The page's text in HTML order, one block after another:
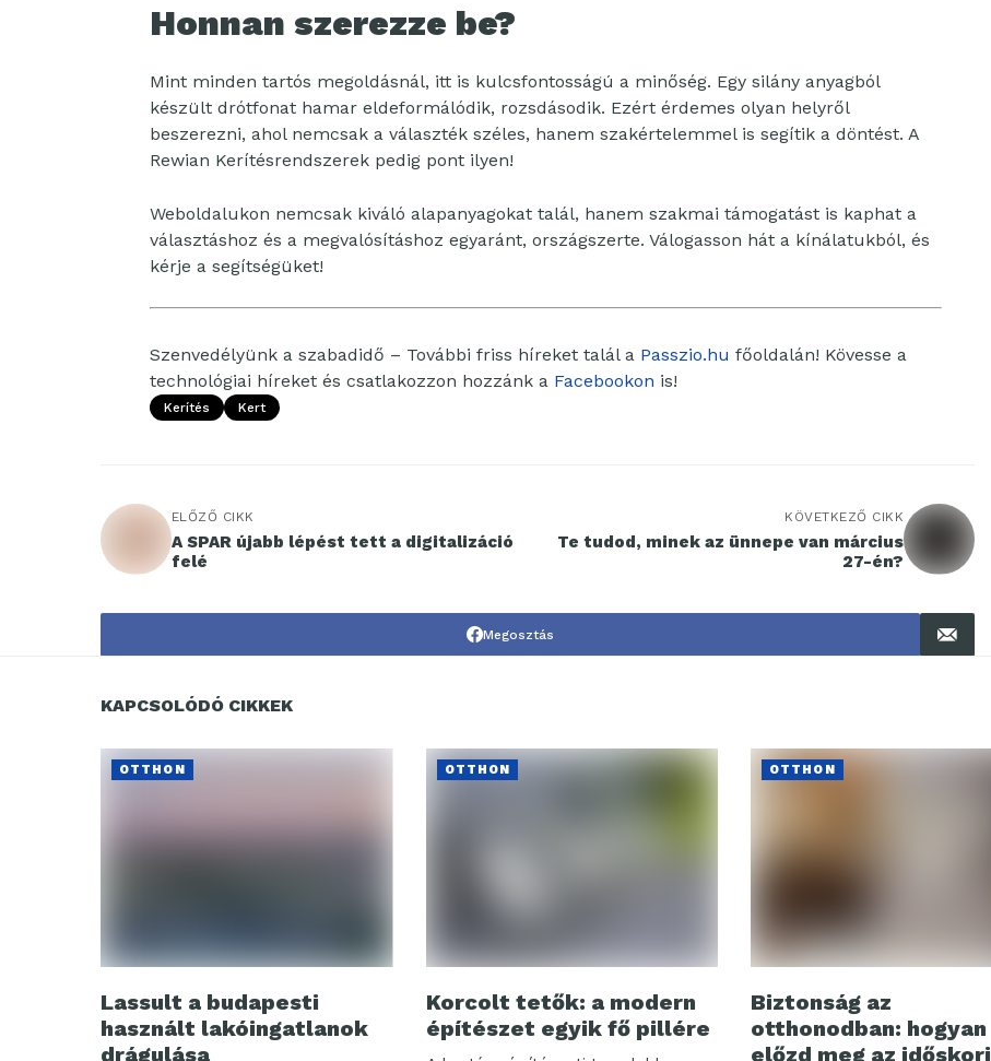
Honnan szerezze be?
Mint minden tartós megoldásnál, itt is kulcsfontosságú a minőség. Egy silány anyagból
készült drótfonat hamar eldeformálódik, rozsdásodik. Ezért érdemes olyan helyről
beszerezni, ahol nemcsak a választék széles, hanem szakértelemmel is segítik a döntést. A
Rewian Kerítésrendszerek pedig pont ilyen!
Weboldalukon nemcsak kiváló alapanyagokat talál, hanem szakmai támogatást is kaphat a
választáshoz és a megvalósításhoz egyaránt, országszerte. Válogasson hát a kínálatukból, és
kérje a segítségüket!
Szenvedélyünk a szabadidő – További friss híreket talál a Passzio.hu főoldalán! Kövesse a
technológiai híreket és csatlakozzon hozzánk a Facebookon is!
Kerítés Kert
ELŐZŐ CIKK
A SPAR újabb lépést tett a digitalizáció
felé
KÖVETKEZŐ CIKK
Te tudod, minek az ünnepe van március
27-én?
Megosztás
KAPCSOLÓDÓ CIKKEK
OTTHON
Lassult a budapesti
használt lakóingatlanok
drágulása
OTTHON
Korcolt tetők: a modern
építészet egyik fő pillére
OTTHON
Biztonság az
otthonodban: hogyan
előzd meg az időskori